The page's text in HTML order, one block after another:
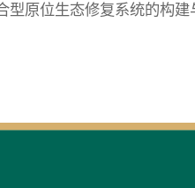
型原位生态修复系统的